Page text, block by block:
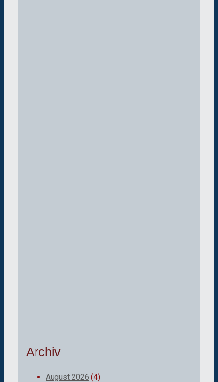
Archiv
August 2026 (4)